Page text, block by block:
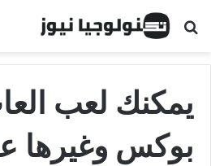
البحث عن
يمكنك لعب
بوكس وغيرها